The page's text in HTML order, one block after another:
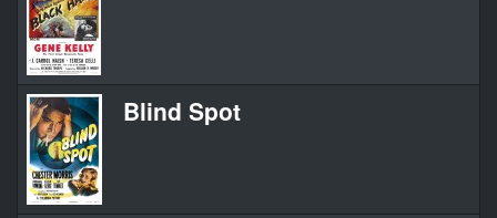
Blind Spot